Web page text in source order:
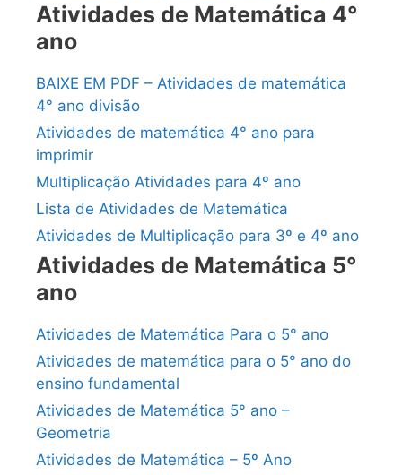
Atividades de Matemática 4°
ano
BAIXE EM PDF – Atividades de matemática
4° ano divisão
Atividades de matemática 4° ano para
imprimir
Multiplicação Atividades para 4º ano
Lista de Atividades de Matemática
Atividades de Multiplicação para 3º e 4º ano
Atividades de Matemática 5°
ano
Atividades de Matemática Para o 5° ano
Atividades de matemática para o 5° ano do
ensino fundamental
Atividades de Matemática 5° ano –
Geometria
Atividades de Matemática – 5º Ano